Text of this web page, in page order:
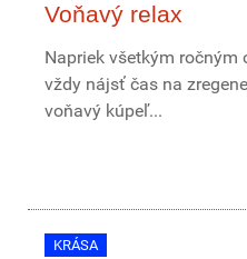
Voňavý relax
Napriek všetkým ročným
vždy nájsť čas na
voňavý kúpeľ...
KRÁSA